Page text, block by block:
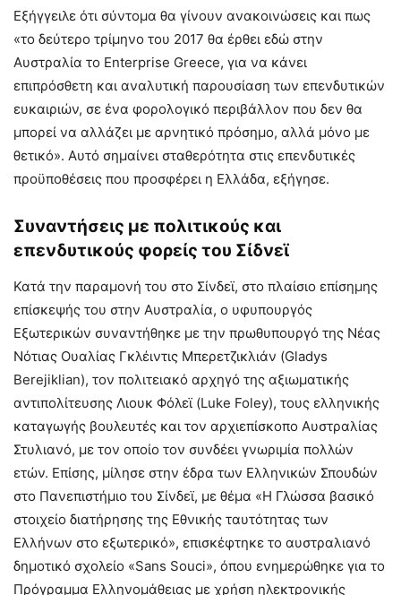
Εξήγγειλε ότι σύντομα θα γίνουν ανακοινώσεις και πως
«το δεύτερο τρίμηνο του 2017 θα έρθει εδώ στην
Αυστραλία το Enterprise Greece, για να κάνει
επιπρόσθετη και αναλυτική παρουσίαση των επενδυτικών
ευκαιριών, σε ένα φορολογικό περιβάλλον που δεν θα
μπορεί να αλλάζει με αρνητικό πρόσημο, αλλά μόνο με
θετικό». Αυτό σημαίνει σταθερότητα στις επενδυτικές
προϋποθέσεις που προσφέρει η Ελλάδα, εξήγησε.
Συναντήσεις με πολιτικούς και
επενδυτικούς φορείς του Σίδνεϊ
Κατά την παραμονή του στο Σίνδεϊ, στο πλαίσιο επίσημης
επίσκεψής του στην Αυστραλία, ο υφυπουργός
Εξωτερικών συναντήθηκε με την πρωθυπουργό της Νέας
Νότιας Ουαλίας Γκλέιντις Μπερετζικλιάν (Gladys
Berejiklian), τον πολιτειακό αρχηγό της αξιωματικής
αντιπολίτευσης Λιουκ Φόλεϊ (Luke Foley), τους ελληνικής
καταγωγής βουλευτές και τον αρχιεπίσκοπο Αυστραλίας
Στυλιανό, με τον οποίο τον συνδέει γνωριμία πολλών
ετών. Επίσης, μίλησε στην έδρα των Ελληνικών Σπουδών
στο Πανεπιστήμιο του Σίνδεϊ, με θέμα «Η Γλώσσα βασικό
στοιχείο διατήρησης της Εθνικής ταυτότητας των
Ελλήνων στο εξωτερικό», επισκέφτηκε το αυστραλιανό
δημοτικό σχολείο «Sans Souci», όπου ενημερώθηκε για το
Πρόγραμμα Ελληνομάθειας με χρήση ηλεκτρονικής